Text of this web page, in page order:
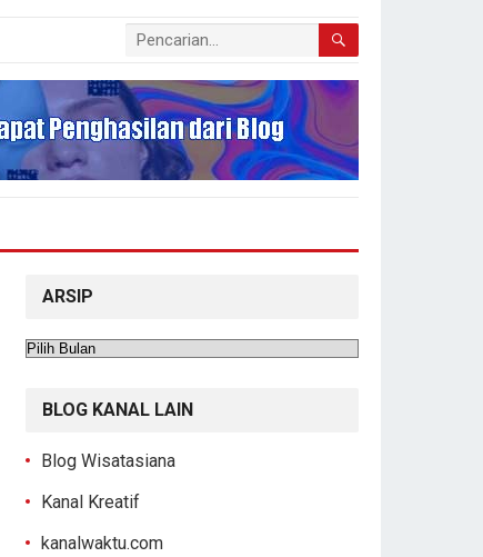
ARSIP
Arsip
BLOG KANAL LAIN
Blog Wisatasiana
Kanal Kreatif
kanalwaktu.com